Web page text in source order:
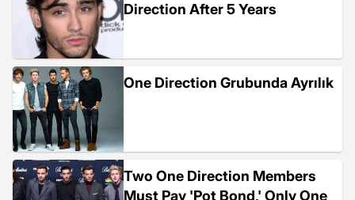
Direction After 5 Years
One Direction Grubunda Ayrılık
Two One Direction Members
Must Pay 'Pot Bond,' Only One